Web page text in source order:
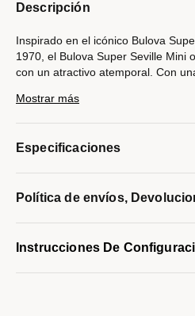
Descripción
Inspirado en el icónico Bulova
1970, el Bulova Super Seville Mini
con un atractivo atemporal. Con
tono dorado de 25 mm destaca por
Un elegante bisel ranurado con
e índices pulidos en tono dorado.
Modelo #:97L189
Mostrar más
Especificaciones
Política de envíos,
Instrucciones De